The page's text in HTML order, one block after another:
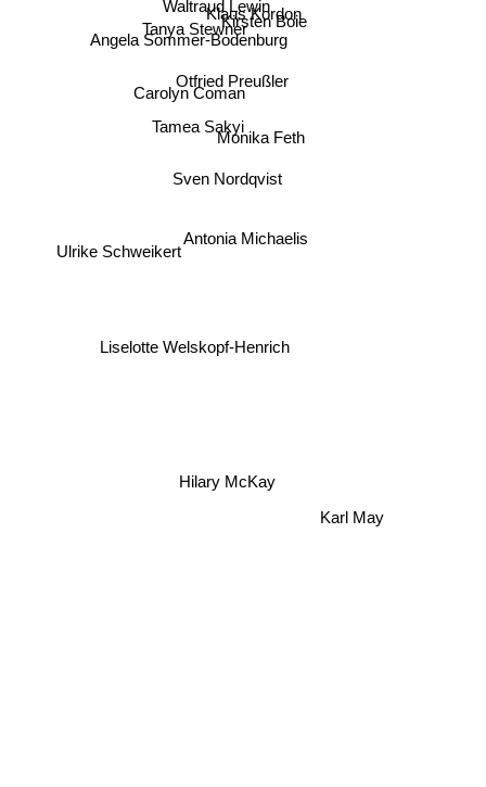
Kirsten Boie
Klaus Kordon
Otfried Preußler
Sven Nordqvist
Waltraud Lewin
Tanya Stewner
Monika Feth
Carolyn Coman
Tamea Sakyi
Antonia Michaelis
Angela Sommer-Bodenburg
Liselotte Welskopf-Henrich
Ulrike Schweikert
Hilary McKay
Karl May